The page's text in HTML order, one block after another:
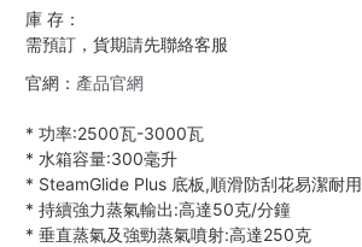
庫 存：
需預訂，貨期請先聯絡客服
官網： 產品官網
* 功率:2500瓦-3000瓦
* 水箱容量:300毫升
* SteamGlide Plus 底板,順滑防刮花易潔耐用
* 持續強力蒸氣輸出:高達50克/分鐘
* 垂直蒸氣及強勁蒸氣噴射:高達250克